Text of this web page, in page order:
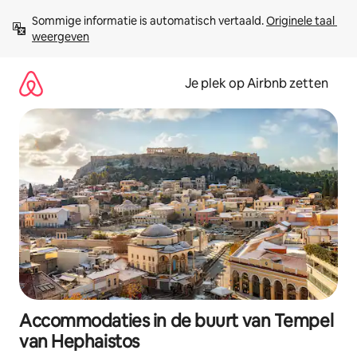
direct
naar
Sommige informatie is automatisch vertaald. Originele taal
weergeven
Je plek op Airbnb zetten
Accommodaties in de buurt van Tempel
van Hephaistos